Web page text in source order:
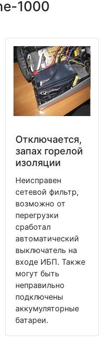
1000
Отключается,
запах горелой
изоляции
Неисправен
сетевой фильтр,
возможно от
перегрузки
сработал
автоматический
выключатель на
входе ИБП. Также
могут быть
неправильно
подключены
аккумуляторные
батареи.